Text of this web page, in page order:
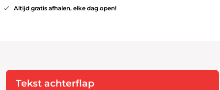
Altijd gratis afhalen, elke dag open!
Tekst achterflap